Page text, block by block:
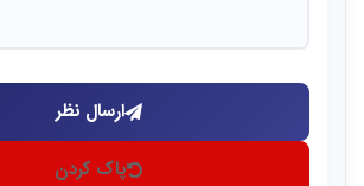
ارسال نظر
پاک کردن